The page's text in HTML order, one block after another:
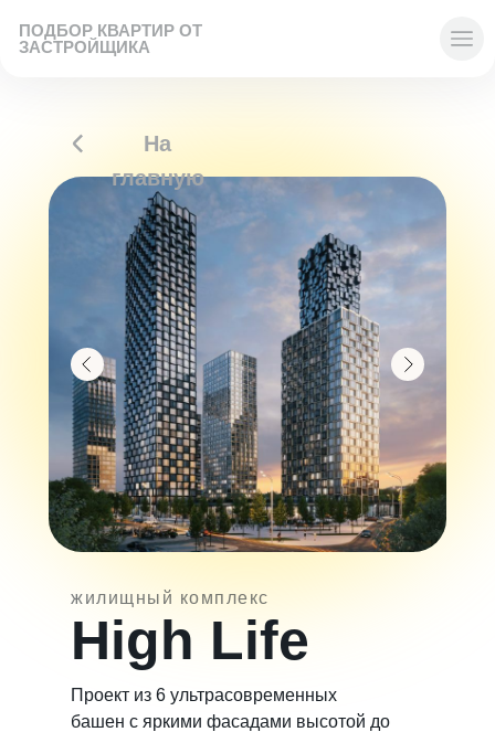
ПОДБОР КВАРТИР ОТ
ЗАСТРОЙЩИКА
На
главную
Проект из 6 ультрасовременных
башен с яркими фасадами высотой до
жилищный комплекс
High Life